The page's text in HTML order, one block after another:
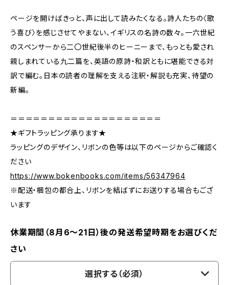
ページを開けばきっと、声に出して読みたくなる。詩人たちの〈歌
う喜び〉を感じさせてやまない、イギリスの名詩の数々。一六世紀
のスペンサーから二〇世紀後半のヒーニーまで、もっとも愛され
親しまれている九二篇を、英語の原詩・和訳ともに堪能できる対
訳で編む。日本の読者の理解を支える注釈・解説も充実、待望の
新編。
＝＝＝＝＝＝＝＝＝＝＝＝＝＝＝＝＝＝＝＝
★ギフトラッピング承ります★
ラッピングのデザイン、リボンの色等は以下のページからご確認く
ださい
https://www.bokenbooks.com/items/56347964
※配送・梱包の都合上、リボンを結ばずにお送りする場合もござ
います
休業期間（8月6〜21日）後の発送希望時期をお選びくだ
さい
選択する（必須）